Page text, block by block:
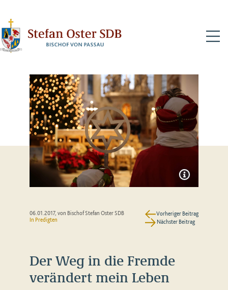
06.01.2017, von Bischof Stefan Oster SDB
In Predigten
Vorheriger Beitrag
Nächster Beitrag
Der Weg in die Fremde
verändert mein Leben